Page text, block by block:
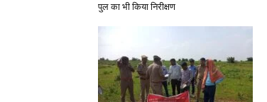
पुल का भी किया निरीक्षण